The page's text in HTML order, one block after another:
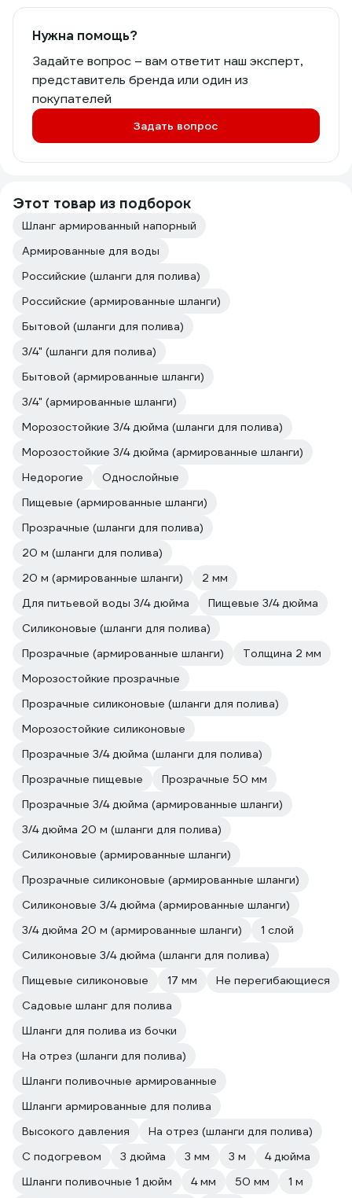
Нужна помощь?
Задайте вопрос – вам ответит наш эксперт,
представитель бренда или один из
покупателей
Задать вопрос
Этот товар из подборок
Шланг армированный напорный
Армированные для воды
Российские (шланги для полива)
Российские (армированные шланги)
Бытовой (шланги для полива)
3/4" (шланги для полива)
Бытовой (армированные шланги)
3/4" (армированные шланги)
Морозостойкие 3/4 дюйма (шланги для полива)
Морозостойкие 3/4 дюйма (армированные шланги)
Недорогие
Однослойные
Пищевые (армированные шланги)
Прозрачные (шланги для полива)
20 м (шланги для полива)
20 м (армированные шланги)
2 мм
Для питьевой воды 3/4 дюйма
Пищевые 3/4 дюйма
Силиконовые (шланги для полива)
Прозрачные (армированные шланги)
Толщина 2 мм
Морозостойкие прозрачные
Прозрачные силиконовые (шланги для полива)
Морозостойкие силиконовые
Прозрачные 3/4 дюйма (шланги для полива)
Прозрачные пищевые
Прозрачные 50 мм
Прозрачные 3/4 дюйма (армированные шланги)
3/4 дюйма 20 м (шланги для полива)
Силиконовые (армированные шланги)
Прозрачные силиконовые (армированные шланги)
Силиконовые 3/4 дюйма (армированные шланги)
3/4 дюйма 20 м (армированные шланги)
1 слой
Силиконовые 3/4 дюйма (шланги для полива)
Пищевые силиконовые
17 мм
Не перегибающиеся
Садовые шланг для полива
Шланги для полива из бочки
На отрез (шланги для полива)
Шланги поливочные армированные
Шланги армированные для полива
Высокого давления
На отрез (шланги для полива)
С подогревом
3 дюйма 3 мм 3 м
4 дюйма
Шланги поливочные 1 дюйм
4 мм 50 мм
1 м